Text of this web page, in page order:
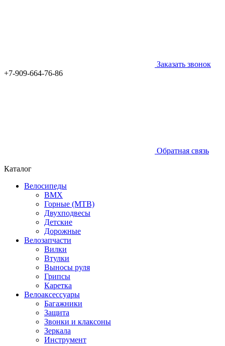
Заказать звонок
+7-909-664-76-86
Обратная связь
Каталог
Велосипеды
BMX
Горные (MTB)
Двухподвесы
Детские
Дорожные
Велозапчасти
Вилки
Втулки
Выносы руля
Грипсы
Каретка
Велоаксессуары
Багажники
Защита
Звонки и клаксоны
Зеркала
Инструмент